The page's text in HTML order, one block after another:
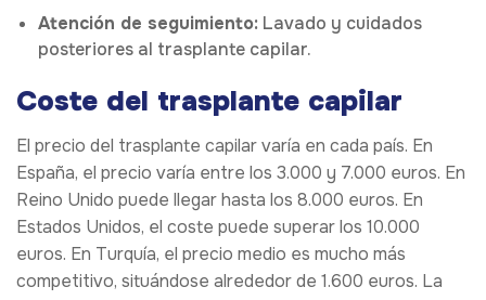
Atención de seguimiento: Lavado y cuidados
posteriores al trasplante capilar.
Coste del trasplante capilar
El precio del trasplante capilar varía en cada país. En
España, el precio varía entre los 3.000 y 7.000 euros. En
Reino Unido puede llegar hasta los 8.000 euros. En
Estados Unidos, el coste puede superar los 10.000
euros. En Turquía, el precio medio es mucho más
competitivo, situándose alrededor de 1.600 euros. La